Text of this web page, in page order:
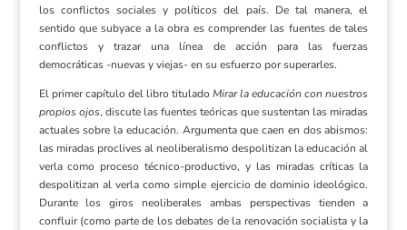
los conflictos sociales y políticos del país. De tal manera, el
sentido que subyace a la obra es comprender las fuentes de tales
conflictos y trazar una línea de acción para las fuerzas
democráticas -nuevas y viejas- en su esfuerzo por superarles.
El primer capítulo del libro tituladoMirar la educación con nuestros
propios ojos, discute las fuentes teóricas que sustentan las miradas
actuales sobre la educación. Argumenta que caen en dos abismos:
las miradas proclives al neoliberalismo despolitizan la educación al
verla como proceso técnico-productivo, y las miradas críticas la
despolitizan al verla como simple ejercicio de dominio ideológico.
Durante los giros neoliberales ambas perspectivas tienden a
confluir (como parte de los debates de la renovación socialista y la